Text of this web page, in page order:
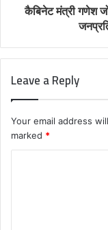
कैबिनेट मंत्री गणेश
Leave a Reply
Your email address
marked *